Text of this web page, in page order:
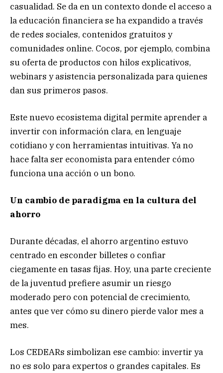
casualidad. Se da en un contexto donde el acceso a
la educación financiera se ha expandido a través
de redes sociales, contenidos gratuitos y
comunidades online. Cocos, por ejemplo, combina
su oferta de productos con hilos explicativos,
webinars y asistencia personalizada para quienes
dan sus primeros pasos.
Este nuevo ecosistema digital permite aprender a
invertir con información clara, en lenguaje
cotidiano y con herramientas intuitivas. Ya no
hace falta ser economista para entender cómo
funciona una acción o un bono.
Un cambio de paradigma en la cultura del
ahorro
Durante décadas, el ahorro argentino estuvo
centrado en esconder billetes o confiar
ciegamente en tasas fijas. Hoy, una parte creciente
de la juventud prefiere asumir un riesgo
moderado pero con potencial de crecimiento,
antes que ver cómo su dinero pierde valor mes a
mes.
Los CEDEARs simbolizan ese cambio: invertir ya
no es solo para expertos o grandes capitales. Es